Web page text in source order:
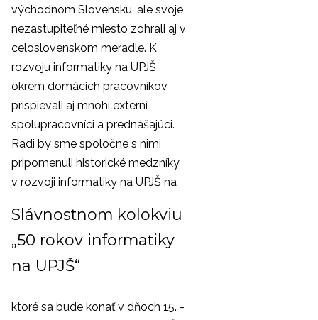
východnom Slovensku, ale svoje
nezastupiteľné miesto zohrali aj v
celoslovenskom meradle. K
rozvoju informatiky na UPJŠ
okrem domácich pracovníkov
prispievali aj mnohí externí
spolupracovníci a prednášajúci.
Radi by sme spoločne s nimi
pripomenuli historické medzníky
v rozvoji informatiky na UPJŠ na
Slávnostnom kolokviu
„50 rokov informatiky
na UPJŠ“
ktoré sa bude konať v dňoch 15. -